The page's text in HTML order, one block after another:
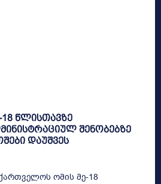
18 წლისთავზე
შენობებზე
დაუშვეს
ომის მე-18